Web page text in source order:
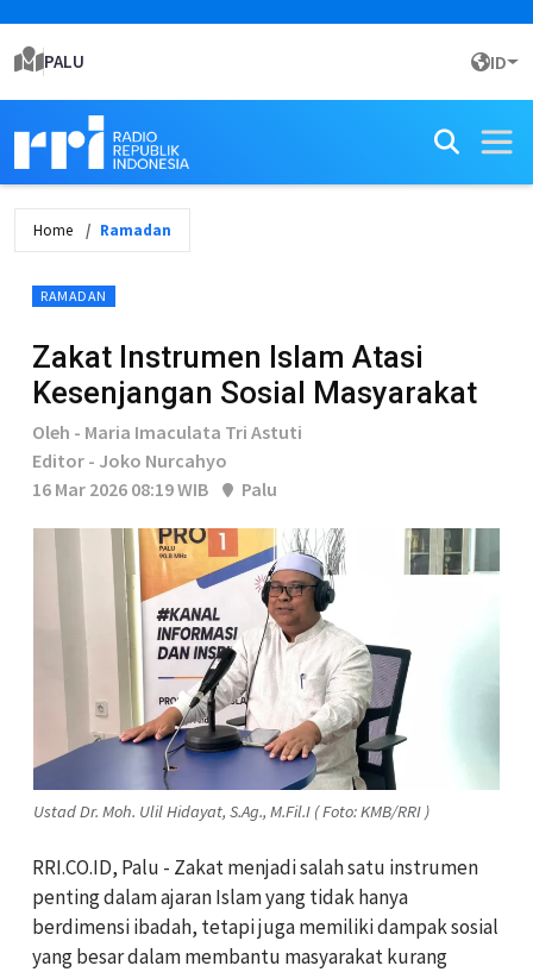
PALU ID
Home Ramadan
RAMADAN
Zakat Instrumen Islam Atasi
Kesenjangan Sosial Masyarakat
Oleh - Maria Imaculata Tri Astuti
Editor - Joko Nurcahyo
16 Mar 2026 08:19 WIB
Palu
Ustad Dr. Moh. Ulil Hidayat, S.Ag., M.Fil.I ( Foto: KMB/RRI )
RRI.CO.ID, Palu - Zakat menjadi salah satu instrumen
penting dalam ajaran Islam yang tidak hanya
berdimensi ibadah, tetapi juga memiliki dampak sosial
yang besar dalam membantu masyarakat kurang